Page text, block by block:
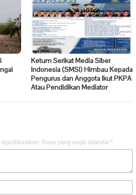
Ketum Serikat Media Siber
Indonesia (SMSI) Himbau Kepada
Pengurus dan Anggota Ikut PKPA
Atau Pendidikan Mediator
Ruas yang wajib ditandai *